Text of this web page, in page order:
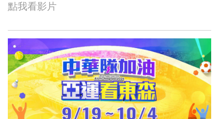
點我看影片